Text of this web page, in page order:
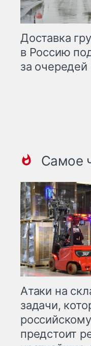
Доставка
в Россию
за очередей
Самое
Атаки на
задачи,
предстоит